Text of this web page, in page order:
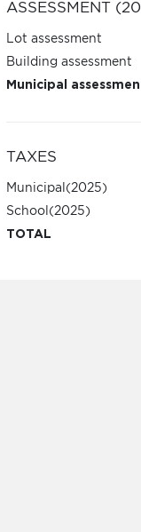
ASSESSMENT
Lot assessment
Building assessment
Municipal
TAXES
Municipal (2025)
School (2025)
TOTAL